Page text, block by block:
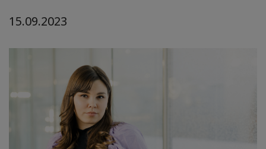
15.09.2023